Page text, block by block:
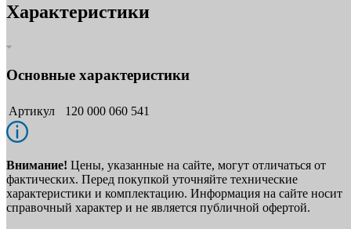
Характеристики
Основные характеристики
Артикул 120 000 060 541
Внимание! Цены, указанные на сайте, могут отличаться от
фактических. Перед покупкой уточняйте технические
характеристики и комплектацию. Информация на сайте носит
справочный характер и не является публичной офертой.